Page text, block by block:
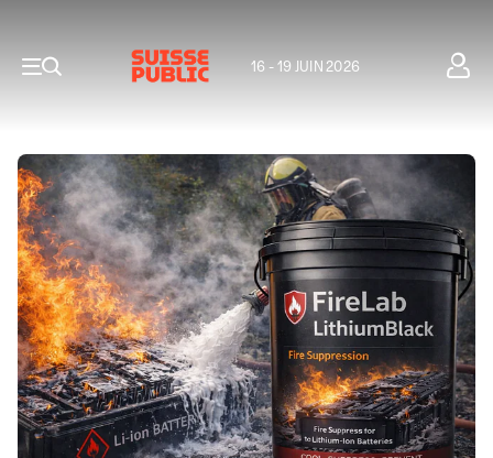
16 - 19 JUIN 2026